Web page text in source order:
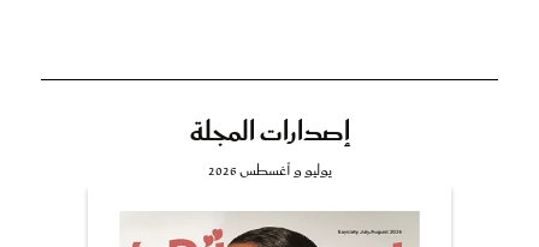
إصدارات المجلة
يوليو و أغسطس 2026